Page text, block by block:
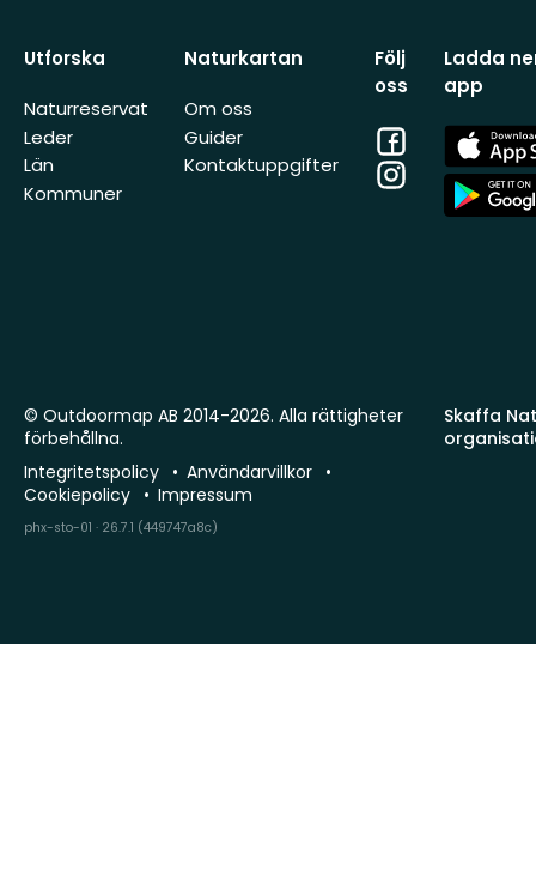
Utforska
Naturreservat
Leder
Län
Kommuner
Naturkartan
Om oss
Guider
Kontaktuppgifter
Följ
oss
Facebook
Instagram
Ladda
app
App
Store
App
Store
Skaffa
© Outdoormap AB 2014-2026. Alla rättigheter
förbehållna.
Integritetspolicy
Användarvillkor
Cookiepolicy
Impressum
phx-sto-01 · 26.7.1 (449747a8c)